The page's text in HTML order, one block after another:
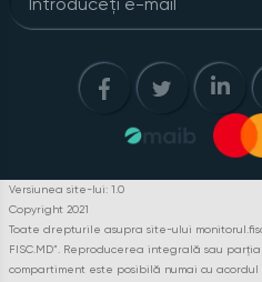
Versiunea site-lui: 1.0
Copyright 2021
Toate drepturile asupra site-ului
FISC.MD”. Reproducerea integrală sau
compartiment este posibilă numai cu